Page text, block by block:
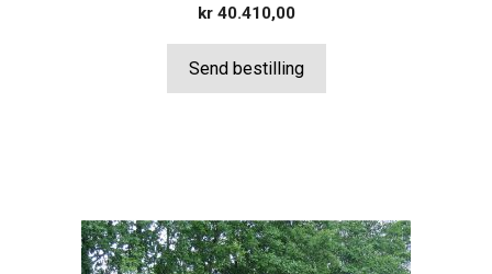
kr40.410,00
Send bestilling